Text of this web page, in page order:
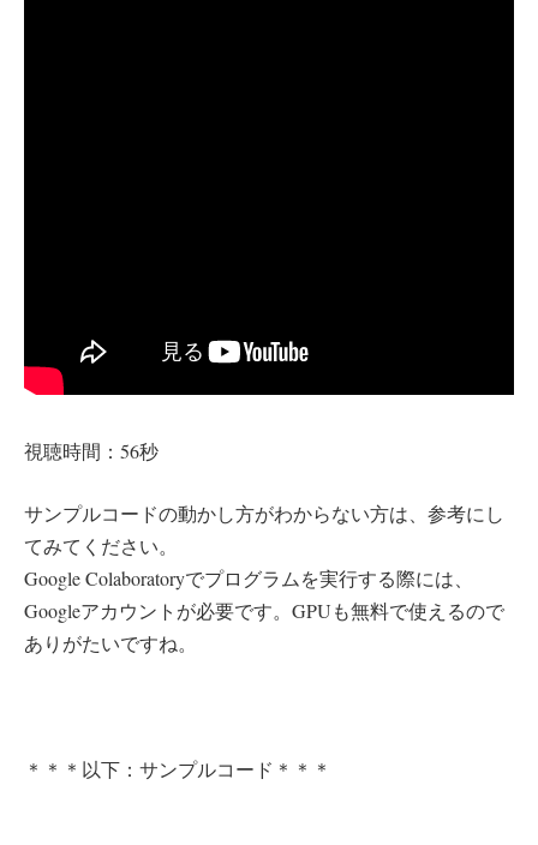
視聴時間：56秒
サンプルコードの動かし方がわからない方は、参考にし
てみてください。
Google Colaboratoryでプログラムを実行する際には、
Googleアカウントが必要です。GPUも無料で使えるので
ありがたいですね。
＊＊＊以下：サンプルコード＊＊＊